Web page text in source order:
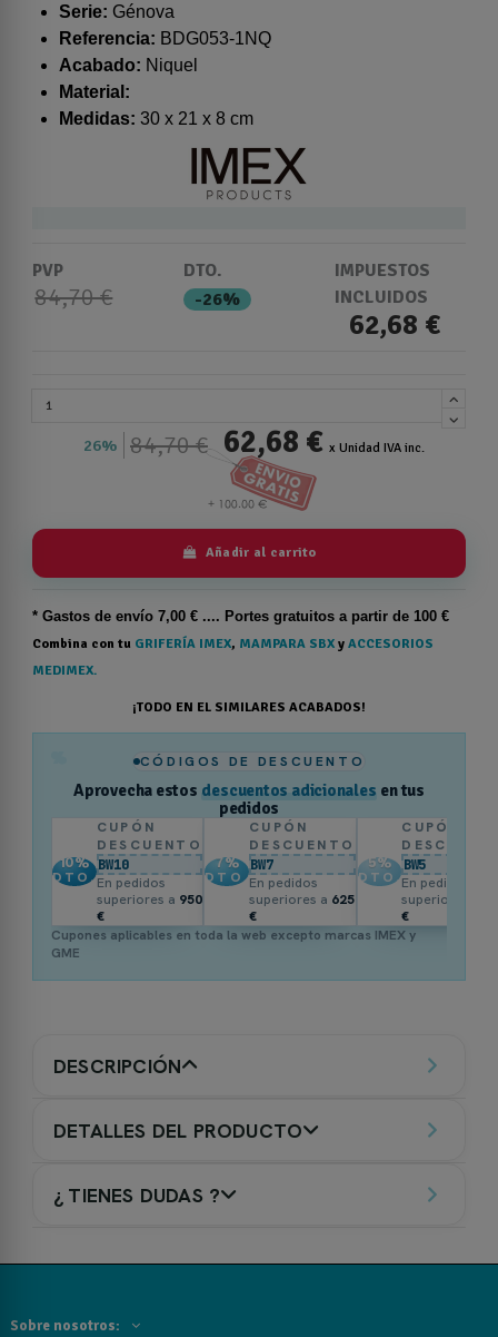
Serie: Génova
Referencia: BDG053-1NQ
Acabado: Niquel
Material:
Medidas: 30 x 21 x 8 cm
PVP
84,70 €
DTO.
-26%
IMPUESTOS
INCLUIDOS
62,68 €
26% 84,70 € 62,68 € x Unidad IVA inc.
Añadir al carrito
* Gastos de envío 7,00 € .... Portes gratuitos a partir de 100 €
Combina con tu GRIFERÍA IMEX, MAMPARA SBX y ACCESORIOS
MEDIMEX.
¡TODO EN EL SIMILARES ACABADOS!
CÓDIGOS DE DESCUENTO
Aprovecha estos descuentos adicionales en tus
pedidos
10%
DTO.
CUPÓN
DESCUENTO
BW10
En pedidos
superiores a 950
€
7%
DTO.
CUPÓN
DESCUENTO
BW7
En pedidos
superiores a 625
€
5%
DTO.
CUPÓN
BW5
En pedidos
superiores a
€
Cupones aplicables en toda la web excepto marcas IMEX y
GME
DESCRIPCIÓN
DETALLES DEL PRODUCTO
¿ TIENES DUDAS ?
Sobre nosotros: